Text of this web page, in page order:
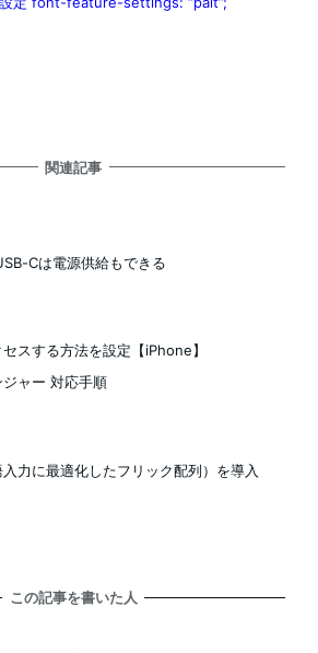
関連記事
Cは電源供給もできる
スする方法を設定【iPhone】
ャー 対応手順
力に最適化したフリック配列）を導入
この記事を書いた人